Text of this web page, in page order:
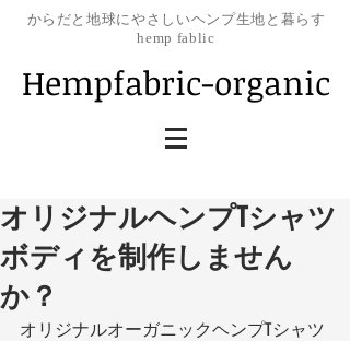
​からだと地球にやさしいヘンプ生地と暮らす
hemp fablic
Hempfabric-organic
オリジナルヘンプTシャツ
ボディを制作しません
か？
オリジナルオーガニックヘンプTシャツ